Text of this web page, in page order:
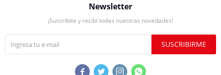
Newsletter
¡Suscribite y recibí todas nuestras novedades!
SUSCRIBIRME
   